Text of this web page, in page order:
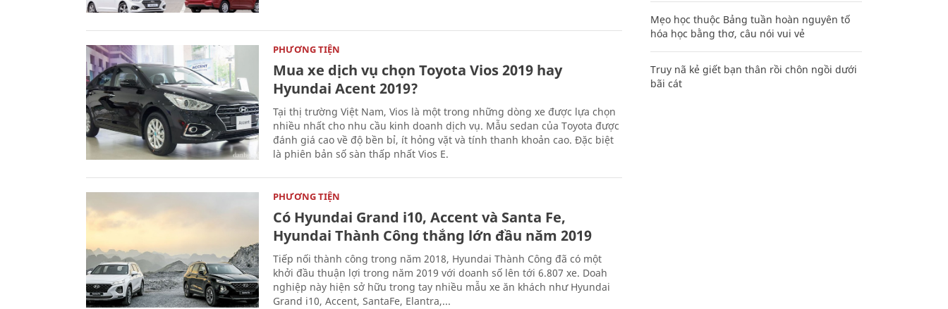
PHƯƠNG TIỆN
Mua xe dịch vụ chọn Toyota Vios 2019 hay
Hyundai Acent 2019?
Tại thị trường Việt Nam, Vios là một trong những dòng xe được lựa chọn
nhiều nhất cho nhu cầu kinh doanh dịch vụ. Mẫu sedan của Toyota được
đánh giá cao về độ bền bỉ, ít hỏng vặt và tính thanh khoản cao. Đặc biệt
là phiên bản số sàn thấp nhất Vios E.
PHƯƠNG TIỆN
Có Hyundai Grand i10, Accent và Santa Fe,
Hyundai Thành Công thắng lớn đầu năm 2019
Tiếp nối thành công trong năm 2018, Hyundai Thành Công đã có một
khởi đầu thuận lợi trong năm 2019 với doanh số lên tới 6.807 xe. Doah
nghiệp này hiện sở hữu trong tay nhiều mẫu xe ăn khách như Hyundai
Grand i10, Accent, SantaFe, Elantra,...
Mẹo học thuộc Bảng tuần hoàn nguyên tố
hóa học bằng thơ, câu nói vui vẻ
Truy nã kẻ giết bạn thân rồi chôn ngồi dưới
bãi cát